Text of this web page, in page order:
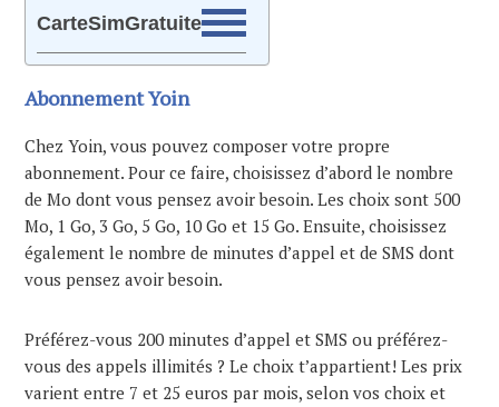
CarteSimGratuite
Abonnement Yoin
Chez Yoin, vous pouvez composer votre propre
abonnement. Pour ce faire, choisissez d’abord le nombre
de Mo dont vous pensez avoir besoin. Les choix sont 500
Mo, 1 Go, 3 Go, 5 Go, 10 Go et 15 Go. Ensuite, choisissez
également le nombre de minutes d’appel et de SMS dont
vous pensez avoir besoin.
Préférez-vous 200 minutes d’appel et SMS ou préférez-
vous des appels illimités ? Le choix t’appartient! Les prix
varient entre 7 et 25 euros par mois, selon vos choix et